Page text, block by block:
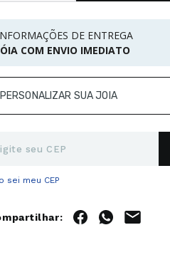
DE ENTREGA
COM ENVIO IMEDIATO
PERSONALIZAR SUA JOIA
sei meu CEP